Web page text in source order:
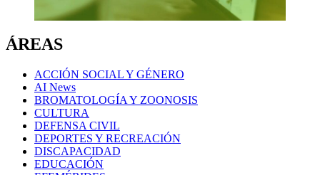
ÁREAS
ACCIÓN SOCIAL Y GÉNERO
AI News
BROMATOLOGÍA Y ZOONOSIS
CULTURA
DEFENSA CIVIL
DEPORTES Y RECREACIÓN
DISCAPACIDAD
EDUCACIÓN